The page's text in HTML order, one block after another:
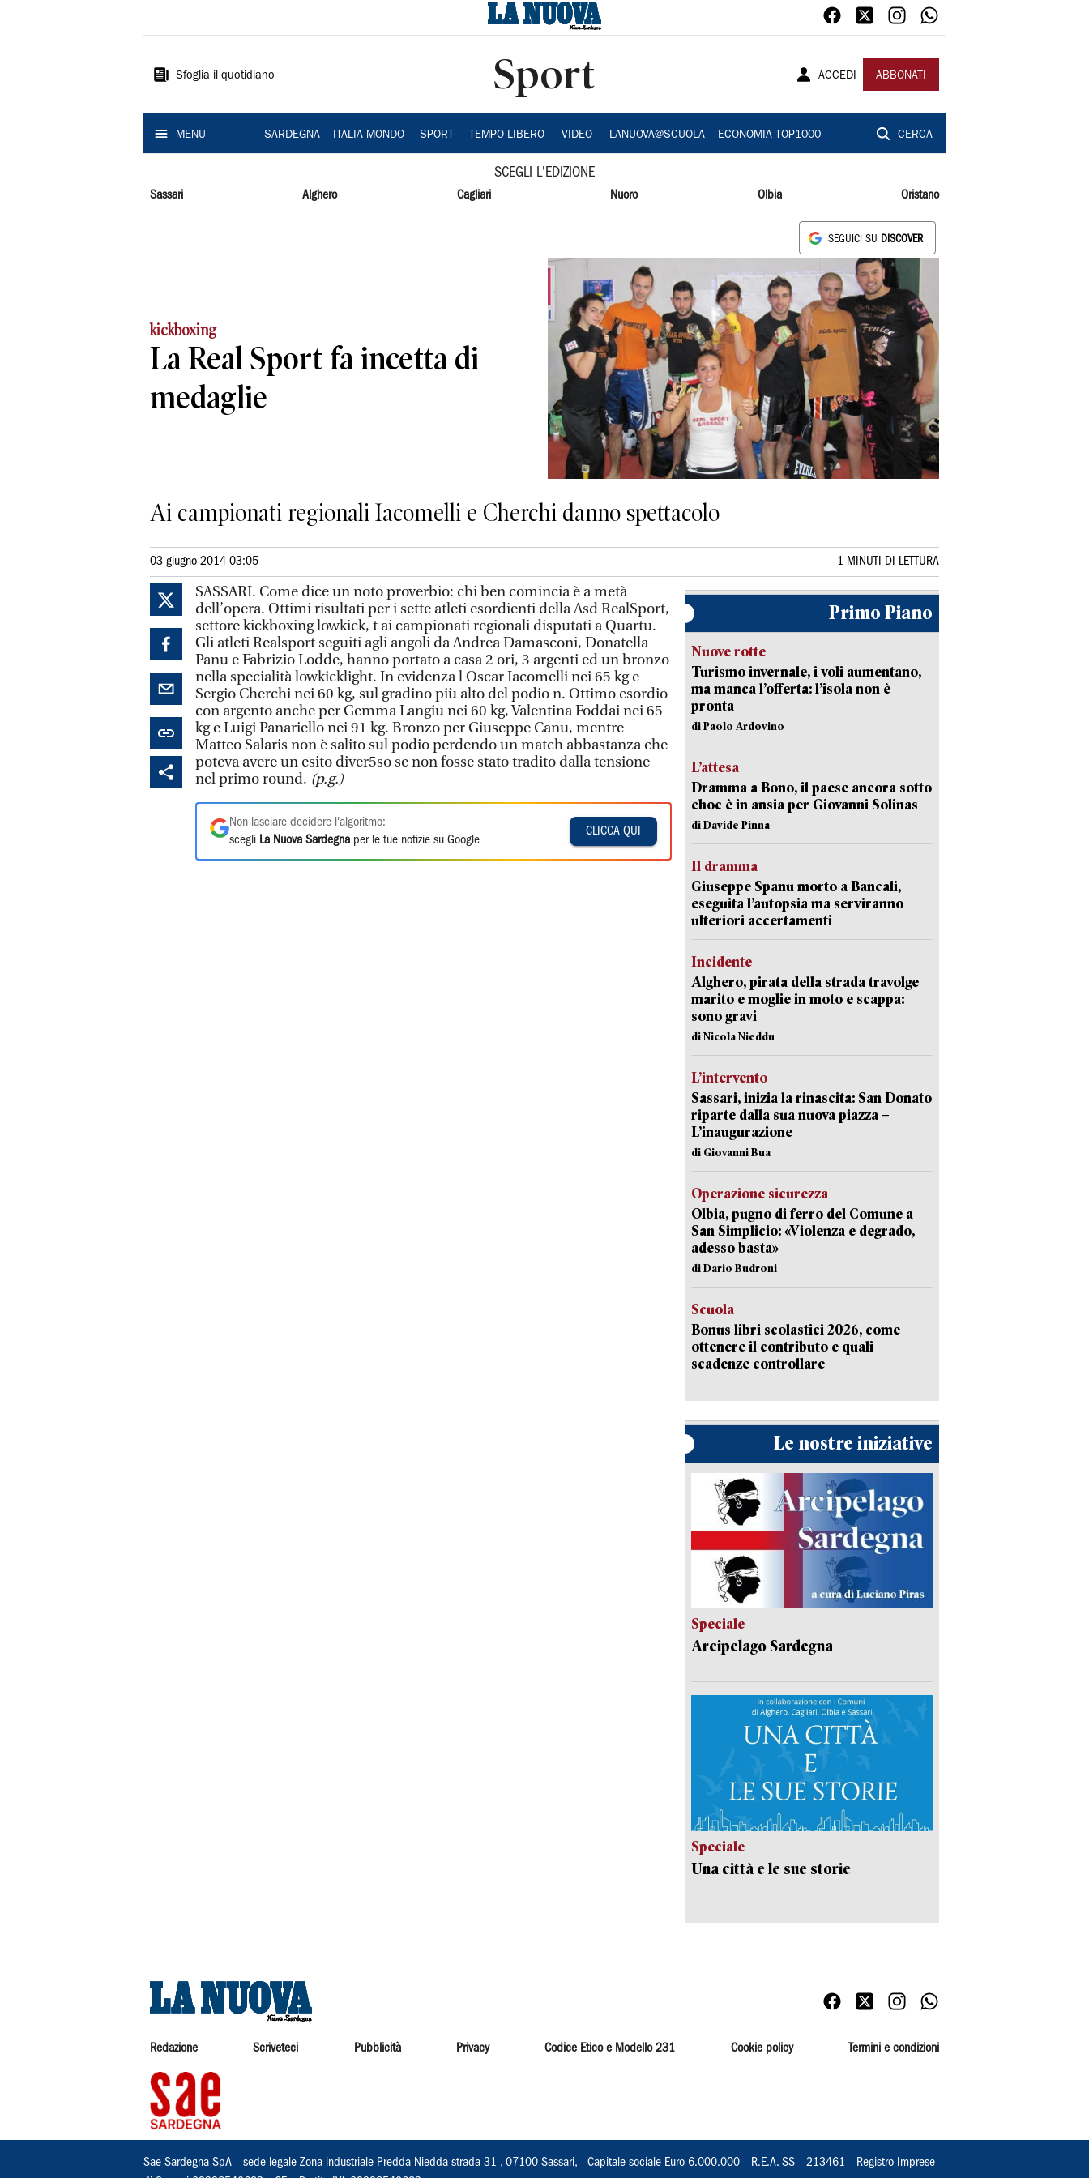
Sardegna
Sfoglia il quotidiano Sport ACCEDI ABBONATI
MENU SARDEGNA ITALIA MONDO SPORT TEMPO LIBERO VIDEO LANUOVA@SCUOLA ECONOMIA TOP1000 CERCA
SCEGLI L'EDIZIONE
Sassari Alghero Cagliari Nuoro Olbia Oristano
SEGUICI SU DISCOVER
kickboxing
La Real Sport fa incetta di
medaglie
Ai campionati regionali Iacomelli e Cherchi danno spettacolo
03 giugno 2014 03:05 1 MINUTI DI LETTURA
SASSARI. Come dice un noto proverbio: chi ben comincia è a metà
dell’opera. Ottimi risultati per i sette atleti esordienti della Asd RealSport,
settore kickboxing lowkick, t ai campionati regionali disputati a Quartu.
Gli atleti Realsport seguiti agli angoli da Andrea Damasconi, Donatella
Panu e Fabrizio Lodde, hanno portato a casa 2 ori, 3 argenti ed un bronzo
nella specialità lowkicklight. In evidenza l Oscar Iacomelli nei 65 kg e
Sergio Cherchi nei 60 kg, sul gradino più alto del podio n. Ottimo esordio
con argento anche per Gemma Langiu nei 60 kg, Valentina Foddai nei 65
kg e Luigi Panariello nei 91 kg. Bronzo per Giuseppe Canu, mentre
Matteo Salaris non è salito sul podio perdendo un match abbastanza che
poteva avere un esito diver5so se non fosse stato tradito dalla tensione
nel primo round. (p.g.)
Non lasciare decidere l'algoritmo:
scegli La Nuova Sardegna per le tue notizie su Google
CLICCA QUI
Primo Piano
Nuove rotte
Turismo invernale, i voli aumentano,
ma manca l’offerta: l’isola non è
pronta
di Paolo Ardovino
L’attesa
Dramma a Bono, il paese ancora sotto
choc è in ansia per Giovanni Solinas
di Davide Pinna
Il dramma
Giuseppe Spanu morto a Bancali,
eseguita l’autopsia ma serviranno
ulteriori accertamenti
Incidente
Alghero, pirata della strada travolge
marito e moglie in moto e scappa:
sono gravi
di Nicola Nieddu
L’intervento
Sassari, inizia la rinascita: San Donato
riparte dalla sua nuova piazza –
L’inaugurazione
di Giovanni Bua
Operazione sicurezza
Olbia, pugno di ferro del Comune a
San Simplicio: «Violenza e degrado,
adesso basta»
di Dario Budroni
Scuola
Bonus libri scolastici 2026, come
ottenere il contributo e quali
scadenze controllare
Le nostre iniziative
Speciale
Arcipelago Sardegna
Speciale
Una città e le sue storie
Redazione Scriveteci Pubblicità Privacy Codice Etico e Modello 231 Cookie policy Termini e condizioni
Sae Sardegna SpA – sede legale Zona industriale Predda Niedda strada 31 , 07100 Sassari, - Capitale sociale Euro 6.000.000 – R.E.A. SS – 213461 – Registro Imprese